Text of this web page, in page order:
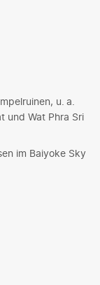
u. a.
und Wat Phra Sri
im Baiyoke Sky